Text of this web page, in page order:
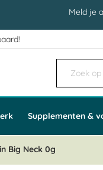
Meld je
Supplementen &
Big Neck 0g